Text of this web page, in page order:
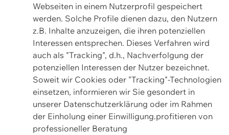
Webseiten in einem Nutzerprofil gespeichert
werden. Solche Profile dienen dazu, den Nutzern
z.B. Inhalte anzuzeigen, die ihren potenziellen
Interessen entsprechen. Dieses Verfahren wird
auch als "Tracking", d.h., Nachverfolgung der
potenziellen Interessen der Nutzer bezeichnet.
Soweit wir Cookies oder "Tracking"-Technologien
einsetzen, informieren wir Sie gesondert in
unserer Datenschutzerklärung oder im Rahmen
der Einholung einer Einwilligung.profitieren von
professioneller Beratung